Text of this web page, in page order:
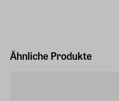
Ähnliche Produkte